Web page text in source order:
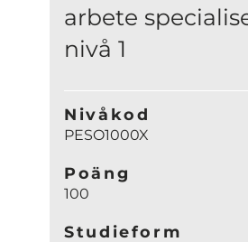
arbete
nivå 1
Nivåkod
PESO1000X
Poäng
100
Studieform